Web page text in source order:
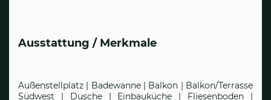
Ausstattung / Merkmale
Außenstellplatz | Badewanne | Balkon | Balkon/Terrasse
Südwest | Dusche | Einbauküche | Fliesenboden |